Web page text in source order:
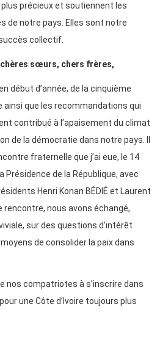
précieux et soutiennent les
de notre pays. Elles sont notre
collectif.
sœurs, chers frères,
début d’année, de la cinquième
ainsi que les recommandations qui
contribué à l’apaisement du climat
de la démocratie dans notre pays. Il
fraternelle que j’ai eue, le 14
Présidence de la République, avec
Henri Konan BÉDIÉ et Laurent
rencontre, nous avons échangé,
sur des questions d’intérêt
de consolider la paix dans
nos compatriotes à s’inscrire dans
une Côte d’Ivoire toujours plus